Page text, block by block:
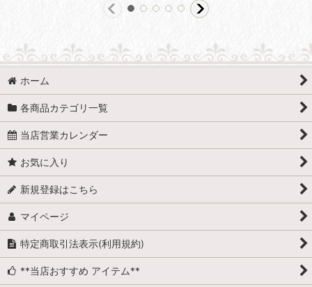
ホーム
各商品カテゴリ一覧
当店営業カレンダー
お気に入り
新規登録はこちら
マイページ
特定商取引法表示(利用規約)
**当店おすすめ アイテム**